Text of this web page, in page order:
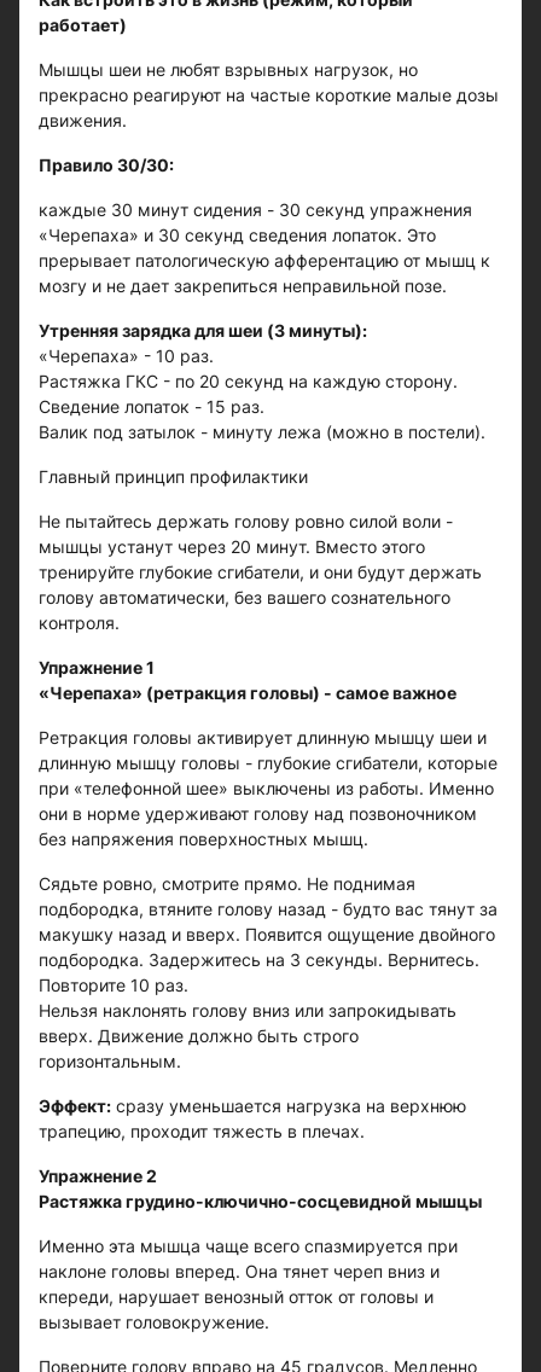
работает)
Мышцы шеи не любят взрывных нагрузок, но
прекрасно реагируют на частые короткие малые дозы
движения.
Правило 30/30:
каждые 30 минут сидения - 30 секунд упражнения
«Черепаха» и 30 секунд сведения лопаток. Это
прерывает патологическую афферентацию от мышц к
мозгу и не дает закрепиться неправильной позе.
Утренняя зарядка для шеи (3 минуты):
«Черепаха» - 10 раз.
Растяжка ГКС - по 20 секунд на каждую сторону.
Сведение лопаток - 15 раз.
Валик под затылок - минуту лежа (можно в постели).
Главный принцип профилактики
Не пытайтесь держать голову ровно силой воли -
мышцы устанут через 20 минут. Вместо этого
тренируйте глубокие сгибатели, и они будут держать
голову автоматически, без вашего сознательного
контроля.
Упражнение 1
«Черепаха» (ретракция головы) - самое важное
Ретракция головы активирует длинную мышцу шеи и
длинную мышцу головы - глубокие сгибатели, которые
при «телефонной шее» выключены из работы. Именно
они в норме удерживают голову над позвоночником
без напряжения поверхностных мышц.
Сядьте ровно, смотрите прямо. Не поднимая
подбородка, втяните голову назад - будто вас тянут за
макушку назад и вверх. Появится ощущение двойного
подбородка. Задержитесь на 3 секунды. Вернитесь.
Повторите 10 раз.
Нельзя наклонять голову вниз или запрокидывать
вверх. Движение должно быть строго
горизонтальным.
Эффект: сразу уменьшается нагрузка на верхнюю
трапецию, проходит тяжесть в плечах.
Упражнение 2
Растяжка грудино-ключично-сосцевидной мышцы
Именно эта мышца чаще всего спазмируется при
наклоне головы вперед. Она тянет череп вниз и
кпереди, нарушает венозный отток от головы и
вызывает головокружение.
Поверните голову вправо на 45 градусов. Медленно